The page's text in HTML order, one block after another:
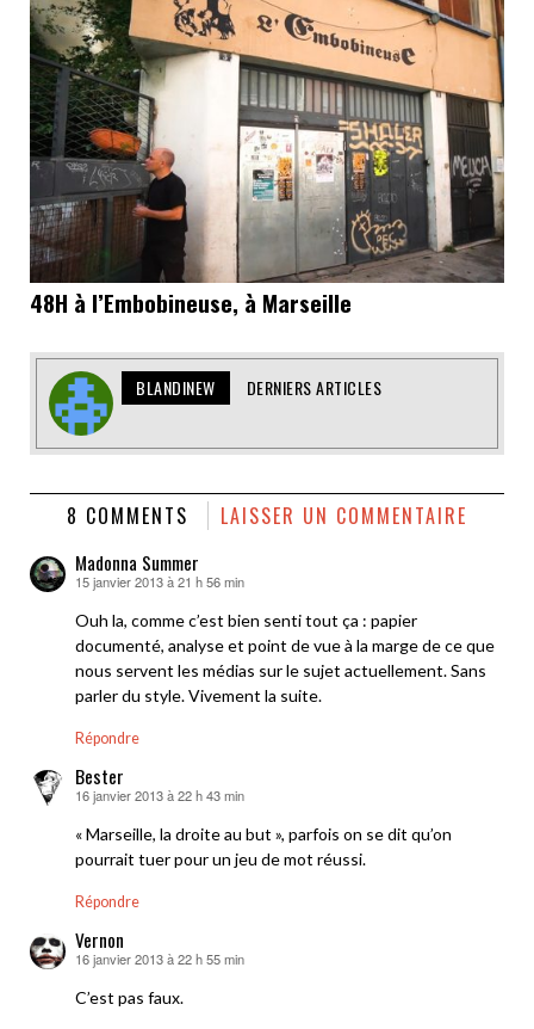
48H à l’Embobineuse, à Marseille
BLANDINEW DERNIERS ARTICLES
8 COMMENTS LAISSER UN COMMENTAIRE
Madonna Summer
dit :
15 janvier 2013 à 21 h 56 min
Ouh la, comme c’est bien senti tout ça : papier
documenté, analyse et point de vue à la marge de ce que
nous servent les médias sur le sujet actuellement. Sans
parler du style. Vivement la suite.
Répondre
Bester
dit :
16 janvier 2013 à 22 h 43 min
« Marseille, la droite au but », parfois on se dit qu’on
pourrait tuer pour un jeu de mot réussi.
Répondre
Vernon
dit :
16 janvier 2013 à 22 h 55 min
C’est pas faux.